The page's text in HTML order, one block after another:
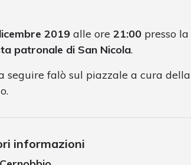
2019 alle ore 21:00 presso
patronale di San Nicola.
seguire falò sul piazzale a cura
informazioni